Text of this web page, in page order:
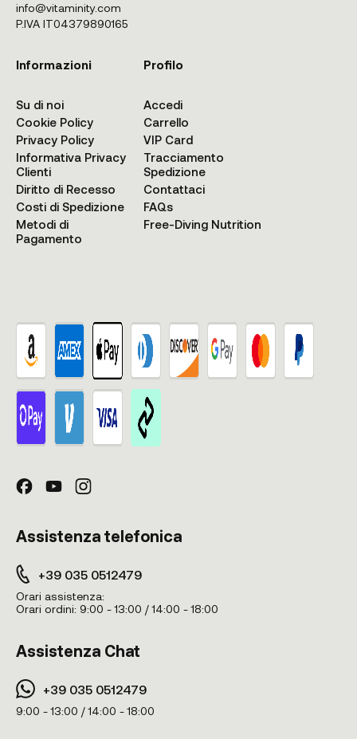
info@vitaminity.com
P.IVA IT04379890165
Informazioni
Su di noi
Cookie Policy
Privacy Policy
Informativa Privacy
Clienti
Diritto di Recesso
Costi di Spedizione
Metodi di
Pagamento
Profilo
Accedi
Carrello
VIP Card
Tracciamento
Spedizione
Contattaci
FAQs
Free-Diving Nutrition
Assistenza telefonica
+39 035 0512479
Orari assistenza:
Orari ordini: 9:00 - 13:00 / 14:00 - 18:00
Assistenza Chat
+39 035 0512479
9:00 - 13:00 / 14:00 - 18:00